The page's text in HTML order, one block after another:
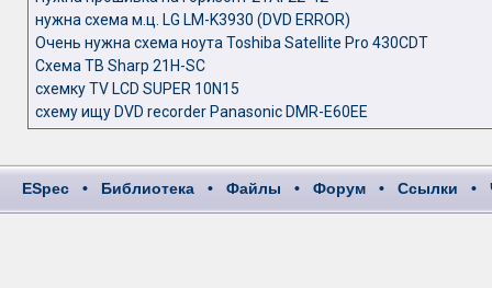
нужна схема м.ц. LG LM-K3930 (DVD ERROR)
Очень нужна схема ноута Toshiba Satellite Pro 430CDT
Схема ТВ Sharp 21H-SC
схемку TV LCD SUPER 10N15
схему ищу DVD recorder Panasonic DMR-E60EE
ESpec • Библиотека • Файлы • Форум • Ссылки •